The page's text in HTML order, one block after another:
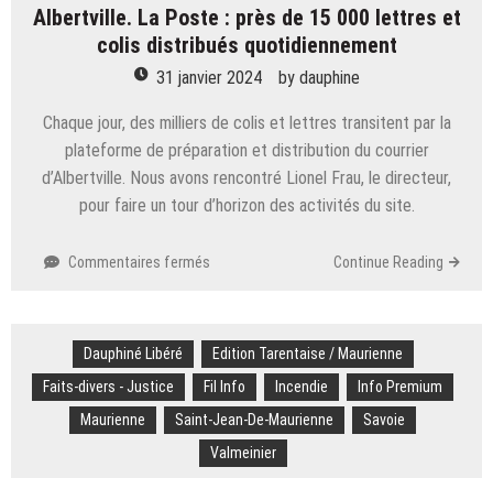
des
péages,
baisse
du
du
LEP :
ce
qui
Albertville. La Poste : près de 15 000 lettres et
colis distribués quotidiennement
31 janvier 2024 by dauphine
Chaque jour, des milliers de colis et lettres transitent par la
plateforme de préparation et distribution du courrier
d’Albertville. Nous avons rencontré Lionel Frau, le directeur,
pour faire un tour d’horizon des activités du site.
Commentaires fermés
près
de
15 000
lettres
et
colis
Continue Reading
Dauphiné Libéré
Edition Tarentaise / Maurienne
Faits-divers - Justice
Fil Info Incendie
Info Premium
Maurienne
Saint-Jean-De-Maurienne
Savoie
Valmeinier